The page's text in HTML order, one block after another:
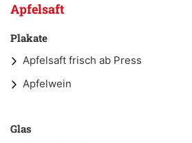
Apfelsaft
Plakate
Apfelsaft frisch ab Press
Apfelwein
Glas